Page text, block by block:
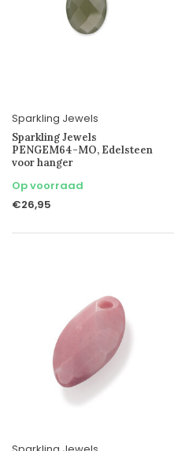
Sparkling Jewels
Sparkling Jewels
PENGEM64-MO, Edelsteen
voor hanger
Op voorraad
€26,95